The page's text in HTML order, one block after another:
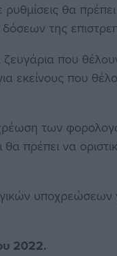
θα
δόσεων της
που
εκείνους που
των
πρέπει να
υποχρεώσεων
2022.